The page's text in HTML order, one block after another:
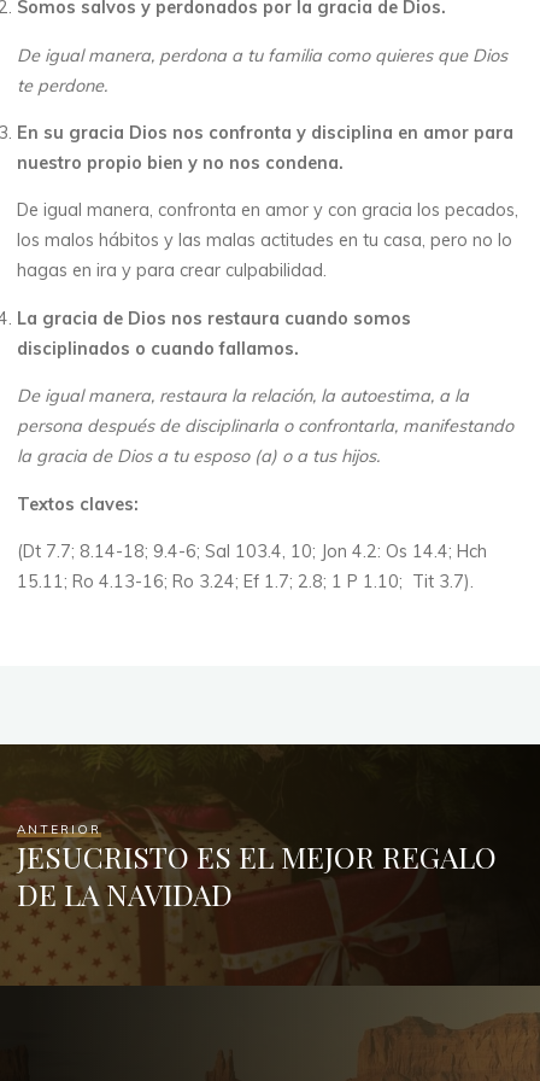
Somos salvos y perdonados por la gracia de Dios.
De igual manera, perdona a tu familia como quieres que Dios
te perdone.
En su gracia Dios nos confronta y disciplina en amor para
nuestro propio bien y no nos condena.
De igual manera, confronta en amor y con gracia los pecados,
los malos hábitos y las malas actitudes en tu casa, pero no lo
hagas en ira y para crear culpabilidad.
La gracia de Dios nos restaura cuando somos
disciplinados o cuando fallamos.
De igual manera, restaura la relación, la autoestima, a la
persona después de disciplinarla o confrontarla, manifestando
la gracia de Dios a tu esposo (a) o a tus hijos.
Textos claves:
(Dt 7.7; 8.14-18; 9.4-6; Sal 103.4, 10; Jon 4.2: Os 14.4; Hch
15.11; Ro 4.13-16; Ro 3.24; Ef 1.7; 2.8; 1 P 1.10; Tit 3.7).
ANTERIOR
JESUCRISTO ES EL MEJOR REGALO
DE LA NAVIDAD